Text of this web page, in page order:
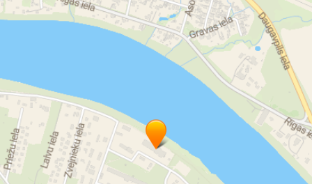
Naktsmītne Jēkabpilī
viesnīcas Jēkabpilī
viesnīca Daugavas krastā
viesnīca pie Daugavas
svinības Jēkabpilī
Daugavkrasti
galdu klāšana
Nakšņošana ģimenēm ar bērniem
Atpūtas komplekss
Konferenču telpas